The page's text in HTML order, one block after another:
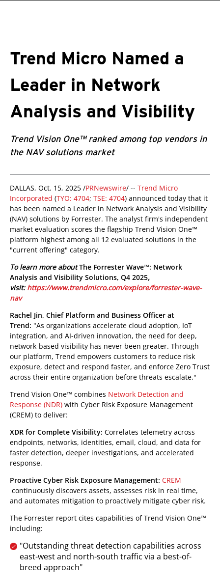
Trend Micro Named a
Leader in Network
Analysis and Visibility
Trend Vision One™ ranked among top vendors in
the NAV solutions market
DALLAS, Oct. 15, 2025 /PRNewswire/ -- Trend Micro
Incorporated (TYO: 4704; TSE: 4704) announced today that it
has been named a Leader in Network Analysis and Visibility
(NAV) solutions by Forrester. The analyst firm's independent
market evaluation scores the flagship Trend Vision One™
platform highest among all 12 evaluated solutions in the
"current offering" category.
To learn more about The Forrester Wave™: Network
Analysis and Visibility Solutions, Q4 2025,
visit: https://www.trendmicro.com/explore/forrester-wave-
nav
Rachel Jin, Chief Platform and Business Officer at
Trend: "As organizations accelerate cloud adoption, IoT
integration, and AI-driven innovation, the need for deep,
network-based visibility has never been greater. Through
our platform, Trend empowers customers to reduce risk
exposure, detect and respond faster, and enforce Zero Trust
across their entire organization before threats escalate."
Trend Vision One™ combines Network Detection and
Response (NDR) with Cyber Risk Exposure Management
(CREM) to deliver:
XDR for Complete Visibility: Correlates telemetry across
endpoints, networks, identities, email, cloud, and data for
faster detection, deeper investigations, and accelerated
response.
Proactive Cyber Risk Exposure Management: CREM
continuously discovers assets, assesses risk in real time,
and automates mitigation to proactively mitigate cyber risk.
The Forrester report cites capabilities of Trend Vision One™
including:
"Outstanding threat detection capabilities across
east-west and north-south traffic via a best-of-
breed approach"
Products